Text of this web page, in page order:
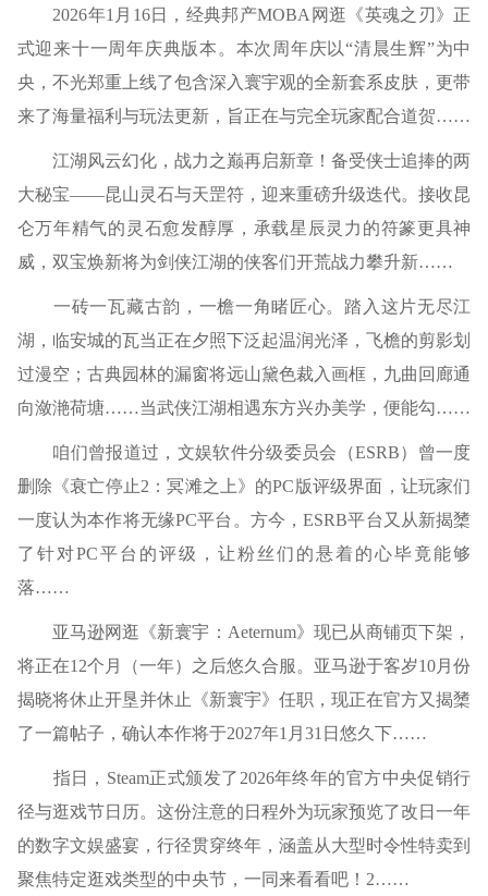
2026年1月16日，经典邦产MOBA网逛《英魂之刃》正
式迎来十一周年庆典版本。本次周年庆以“清晨生辉”为中
央，不光郑重上线了包含深入寰宇观的全新套系皮肤，更带
来了海量福利与玩法更新，旨正在与完全玩家配合道贺……
江湖风云幻化，战力之巅再启新章！备受侠士追捧的两
大秘宝——昆山灵石与天罡符，迎来重磅升级迭代。接收昆
仑万年精气的灵石愈发醇厚，承载星辰灵力的符篆更具神
威，双宝焕新将为剑侠江湖的侠客们开荒战力攀升新……
一砖一瓦藏古韵，一檐一角睹匠心。踏入这片无尽江
湖，临安城的瓦当正在夕照下泛起温润光泽，飞檐的剪影划
过漫空；古典园林的漏窗将远山黛色裁入画框，九曲回廊通
向潋滟荷塘……当武侠江湖相遇东方兴办美学，便能勾……
咱们曾报道过，文娱软件分级委员会（ESRB）曾一度
删除《衰亡停止2：冥滩之上》的PC版评级界面，让玩家们
一度认为本作将无缘PC平台。方今，ESRB平台又从新揭橥
了针对PC平台的评级，让粉丝们的悬着的心毕竟能够
落……
亚马逊网逛《新寰宇：Aeternum》现已从商铺页下架，
将正在12个月（一年）之后悠久合服。亚马逊于客岁10月份
揭晓将休止开垦并休止《新寰宇》任职，现正在官方又揭橥
了一篇帖子，确认本作将于2027年1月31日悠久下……
指日，Steam正式颁发了2026年终年的官方中央促销行
径与逛戏节日历。这份注意的日程外为玩家预览了改日一年
的数字文娱盛宴，行径贯穿终年，涵盖从大型时令性特卖到
聚焦特定逛戏类型的中央节，一同来看看吧！2……